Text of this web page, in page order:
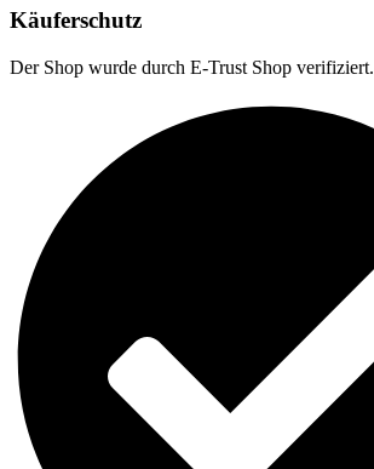
Käuferschutz
Der Shop wurde durch E-Trust Shop verifiziert.